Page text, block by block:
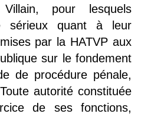
pour lesquels
sérieux quant à leur
par la HATVP aux
sur le fondement
de procédure pénale,
autorité constituée
de ses fonctions,